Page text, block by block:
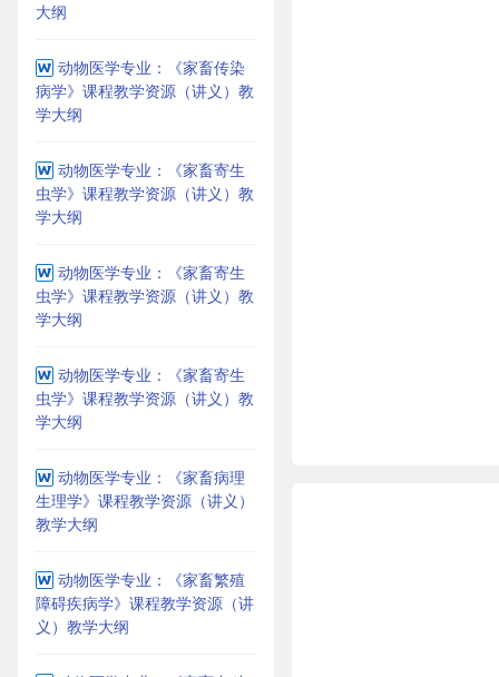
大纲
动物医学专业：《家畜传染
病学》课程教学资源（讲义）教
学大纲
动物医学专业：《家畜寄生
虫学》课程教学资源（讲义）教
学大纲
动物医学专业：《家畜寄生
虫学》课程教学资源（讲义）教
学大纲
动物医学专业：《家畜寄生
虫学》课程教学资源（讲义）教
学大纲
动物医学专业：《家畜病理
生理学》课程教学资源（讲义）
教学大纲
动物医学专业：《家畜繁殖
障碍疾病学》课程教学资源（讲
义）教学大纲